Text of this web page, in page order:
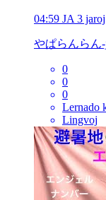
04:59 JA 3 jaroj
やぱらんらん-
0
0
0
Lernado
Lingvoj